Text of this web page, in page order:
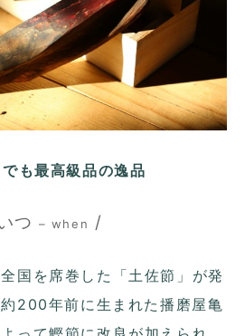
も最高級品の逸品
つ – when /
国を席巻した「土佐節」が発
200年前に生まれた播磨屋亀